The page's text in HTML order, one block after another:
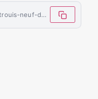
https://letemoinhaiti.com/montrouis-neuf-deces-lies-au-cholera-recenses/